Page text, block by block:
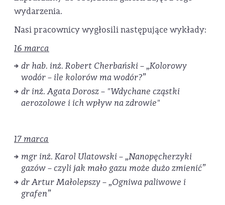
wydarzenia.
Nasi pracownicy wygłosili następujące wykłady:
16 marca
dr hab. inż. Robert Cherbański – „Kolorowy
wodór – ile kolorów ma wodór?”
dr inż. Agata Dorosz – "Wdychane cząstki
aerozolowe i ich wpływ na zdrowie"
17 marca
mgr inż. Karol Ulatowski – „Nanopęcherzyki
gazów – czyli jak mało gazu może dużo zmienić”
dr Artur Małolepszy – „Ogniwa paliwowe i
grafen”